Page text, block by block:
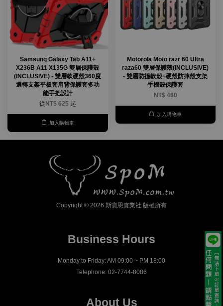
Samsung Galaxy Tab A11+
X236B A11 X135G 雙層保護殼
(INCLUSIVE) - 雙層軟硬殼360度
選轉支架平板套肩背保護套多功
能手把設計
從 NT$ 625 起
加入購物車
Motorola Moto razr 60 Ultra
raza60 雙層保護殼(INCLUSIVE)
- 雙層防撞軟殼+硬殼防摔殼支架
手機殼保護套
NT$ 480
加入購物車
Copyright © 2026 斯寶恩實業社 版權所有
Business Hours
Monday to Friday: AM 09:00 ~ PM 18:00
Telephone: 02-7744-8086
About Us